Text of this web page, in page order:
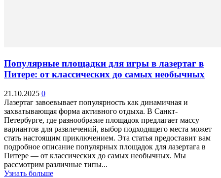
Популярные площадки для игры в лазертаг в
Питере: от классических до самых необычных
21.10.2025 0
Лазертаг завоевывает популярность как динамичная и
захватывающая форма активного отдыха. В Санкт-
Петербурге, где разнообразие площадок предлагает массу
вариантов для развлечений, выбор подходящего места может
стать настоящим приключением. Эта статья предоставит вам
подробное описание популярных площадок для лазертага в
Питере — от классических до самых необычных. Мы
рассмотрим различные типы...
Узнать больше